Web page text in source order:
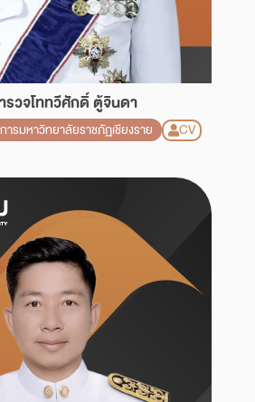
วจโททวีศักดิ์ ตู้จินดา
ารมหาวิทยาลัยราชภัฏเชียงราย CV